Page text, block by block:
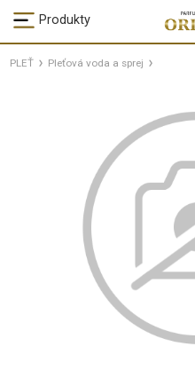
Produkty
PLEŤ Pleťová voda a sprej